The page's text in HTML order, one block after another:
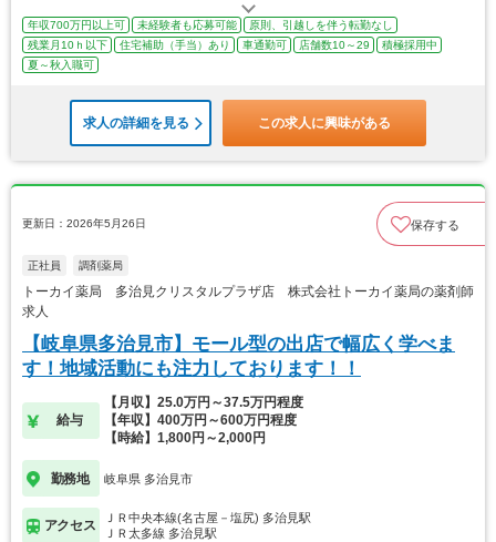
年収700万円以上可 未経験者も応募可能
原則、引越しを伴う転勤なし
残業月10ｈ以下
住宅補助（手当）あり 車通勤可 店舗数10～29
積極採用中
夏～秋入職可
求人の詳細を見る この求人に興味がある
更新日：2026年5月26日 保存する
正社員 調剤薬局
トーカイ薬局 多治見クリスタルプラザ店 株式会社トーカイ薬局の薬剤師
求人
【岐阜県多治見市】モール型の出店で幅広く学べま
す！地域活動にも注力しております！！
給与
【月収】25.0万円～37.5万円程度
【年収】400万円～600万円程度
【時給】1,800円～2,000円
勤務地 岐阜県 多治見市
アクセス
ＪＲ中央本線(名古屋－塩尻) 多治見駅
ＪＲ太多線 多治見駅